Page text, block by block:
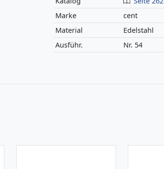
Marke
cent
Material
Edelstahl
Ausführ.
Nr. 54